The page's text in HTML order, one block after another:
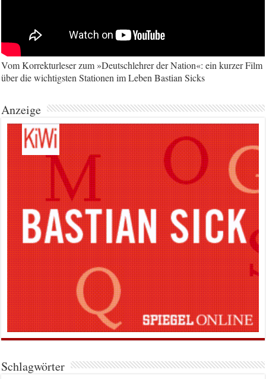
Vom Korrekturleser zum »Deutschlehrer der Nation«: ein kurzer Film
über die wichtigsten Stationen im Leben Bastian Sicks
Anzeige
Schlagwörter